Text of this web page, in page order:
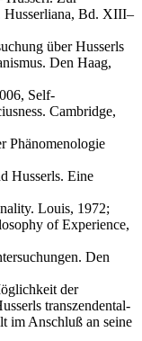
Husserliana, Bd. XIII–
über Husserls
Den Haag,
Self-
Cambridge,
Phänomenologie
Husserls. Eine
Louis, 1972;
of Experience,
Den
der
transzendental-
im Anschluß an seine